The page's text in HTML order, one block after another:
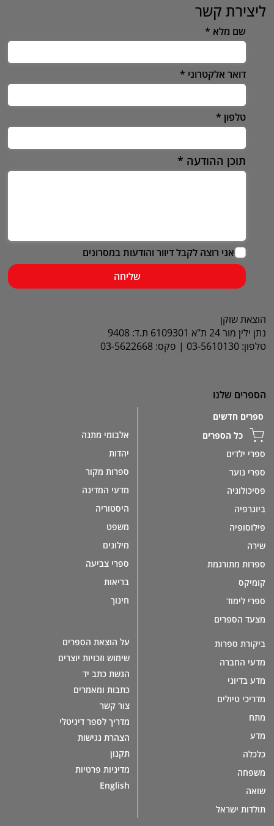
ליצירת קשר
שם מלא
דואר אלקטרוני
טלפון
תוכן ההודעה
אני רוצה לקבל דיוור והודעות במסרונים
שליחה
הוצאת שוקן
נתן ילין מור 24 ת"א 6109301 ת.ד: 9408
טלפון: 03-5610130 | פקס: 03-5622668
הספרים שלנו
ספרים חדשים
כל הספרים
ספרי ילדים
ספרי נוער
פסיכולוגיה
ביוגרפיה
פילוסופיה
שירה
ספרות מתורגמת
קומיקס
ספרי לימוד
מצעד הספרים
ביקורת ספרות
מדעי החברה
מדע בדיוני
מדריכי טיולים
מתח
מדע
כלכלה
משפחה
שואה
תולדות ישראל
אלבומי מתנה
יהדות
ספרות מקור
מדעי המדינה
היסטוריה
משפט
מילונים
ספרי צביעה
בריאות
חינוך
על הוצאת הספרים
שימוש וזכויות יוצרים
הגשת כתב יד
כתבות ומאמרים
צור קשר
מדריך לספר דיגיטלי
הצהרת נגישות
תקנון
מדיניות פרטיות
English